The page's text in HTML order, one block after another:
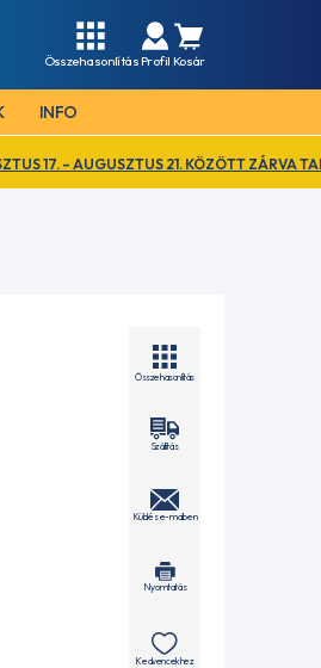
Összehasonlítás Profil Kosár
INFO
21. KÖZÖTT ZÁRVA TART. EZ IDŐ
Összehasonlítás
Szállítás
Küldés e-mailben
Nyomtatás
Kedvencekhez